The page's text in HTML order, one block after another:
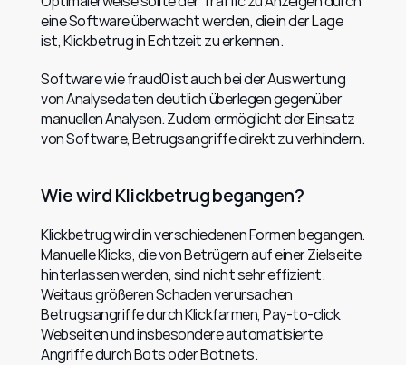
eine Software überwacht werden, die in der Lage
ist, Klickbetrug in Echtzeit zu erkennen.
Software wie fraud0 ist auch bei der Auswertung
von Analysedaten deutlich überlegen gegenüber
manuellen Analysen. Zudem ermöglicht der Einsatz
von Software, Betrugsangriffe direkt zu verhindern.
Wie wird Klickbetrug begangen?
Klickbetrug wird in verschiedenen Formen begangen.
Manuelle Klicks, die von Betrügern auf einer Zielseite
hinterlassen werden, sind nicht sehr effizient.
Weitaus größeren Schaden verursachen
Betrugsangriffe durch Klickfarmen, Pay-to-click
Webseiten und insbesondere automatisierte
Angriffe durch Bots oder Botnets.